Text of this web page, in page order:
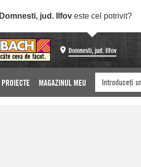
Domnesti, jud. Ilfov este cel potrivit?
Domnesti, jud. Ilfov
PROIECTE MAGAZINUL MEU